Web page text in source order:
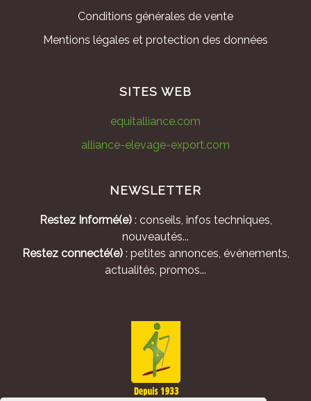
Conditions générales de vente
Mentions légales et protection des données
SITES WEB
equitalliance.com
alliance-elevage-export.com
NEWSLETTER
Restez Informé(e): conseils, infos techniques,
nouveautés...
Restez connecté(e): petites annonces, événements,
actualités, promos...